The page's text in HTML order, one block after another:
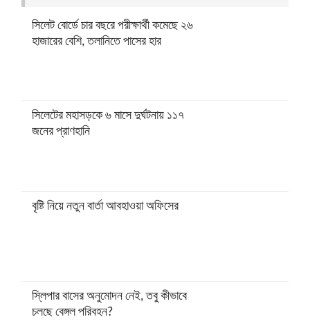
সিলেট বোর্ডে চার বছরে পরীক্ষার্থী কমেছে ২৬
হাজারের বেশি, তলানিতে পাসের হার
সিলেটের মহাসড়কে ৬ মাসে দুর্ঘটনায় ১১৭
জনের প্রাণহানি
বৃষ্টি নিয়ে নতুন বার্তা আবহাওয়া অফিসের
স্লিপার বাসের অনুমোদন নেই, তবু কীভাবে
চলছে বেঙ্গল পরিবহন?